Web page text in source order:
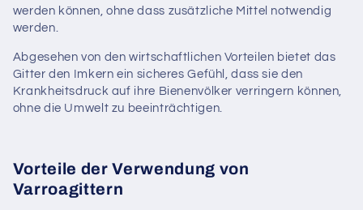
werden können, ohne dass zusätzliche Mittel notwendig
werden.
Abgesehen von den wirtschaftlichen Vorteilen bietet das
Gitter den Imkern ein sicheres Gefühl, dass sie den
Krankheitsdruck auf ihre Bienenvölker verringern können,
ohne die Umwelt zu beeinträchtigen.
Vorteile der Verwendung von
Varroagittern